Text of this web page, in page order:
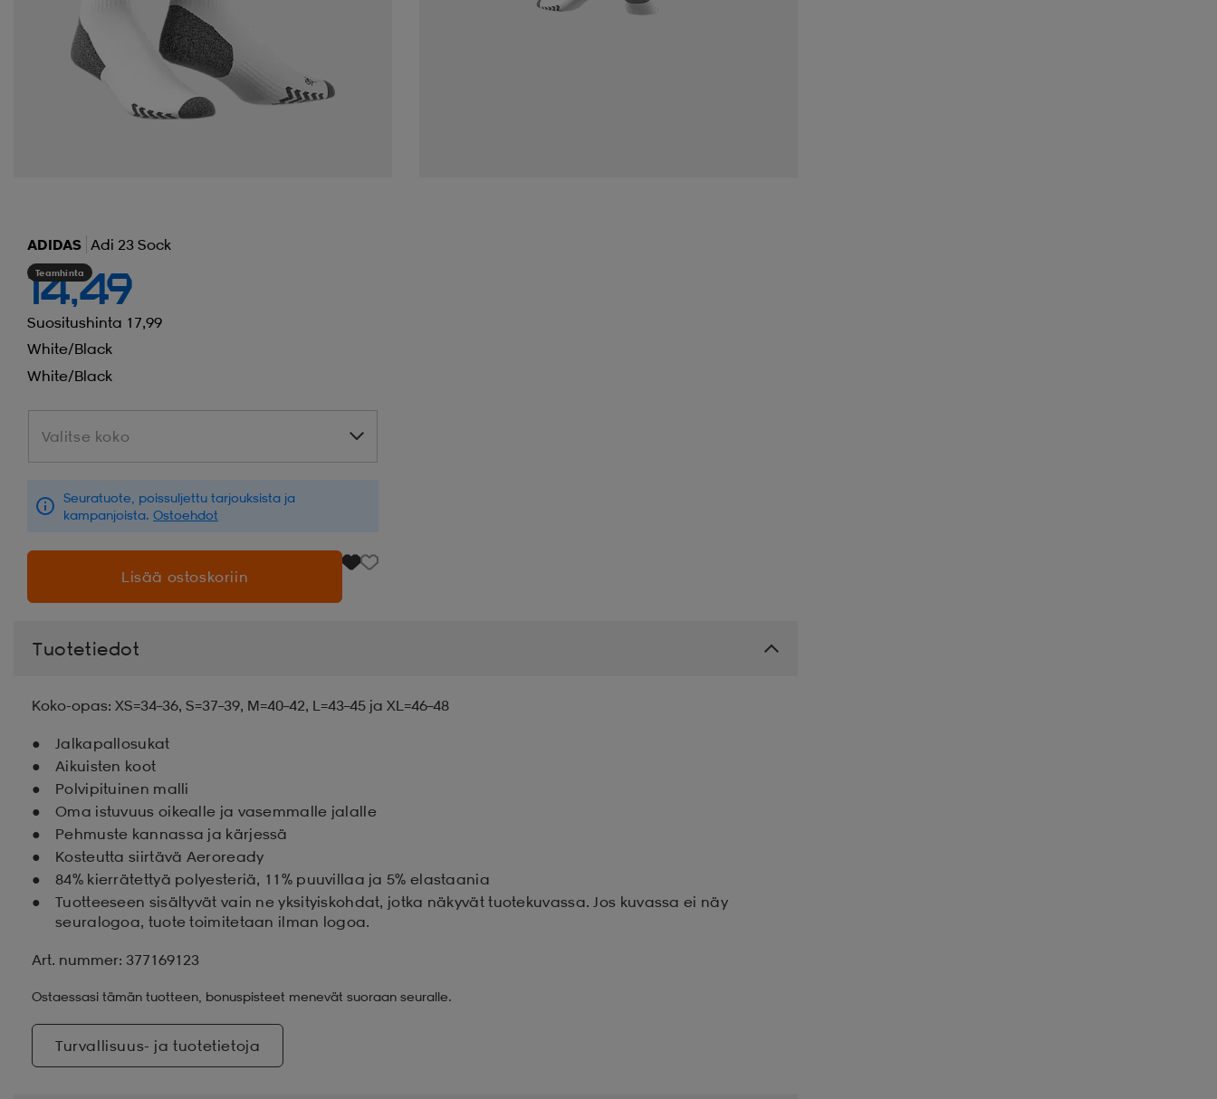
ADIDAS Adi 23 Sock
Teamhinta
14,49
Suositushinta 17,99
White/black
White/black
Valitse koko
Valitse koko
Seuratuote, poissuljettu tarjouksista ja
kampanjoista. Ostoehdot
Lisää ostoskoriin
Tuotetiedot
Koko-opas: XS=34–36, S=37–39, M=40–42, L=43–45 ja XL=46–48
Jalkapallosukat
Aikuisten koot
Polvipituinen malli
Oma istuvuus oikealle ja vasemmalle jalalle
Pehmuste kannassa ja kärjessä
Kosteutta siirtävä Aeroready
84% kierrätettyä polyesteriä, 11% puuvillaa ja 5% elastaania
Tuotteeseen sisältyvät vain ne yksityiskohdat, jotka näkyvät tuotekuvassa. Jos kuvassa ei näy
seuralogoa, tuote toimitetaan ilman logoa.
Art. nummer: 377169123
Ostaessasi tämän tuotteen, bonuspisteet menevät suoraan seuralle.
Turvallisuus- ja tuotetietoja